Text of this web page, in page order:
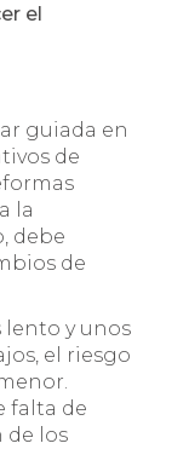
el
guiada en
de
la
debe
de
lento y unos
el riesgo
falta de
de los